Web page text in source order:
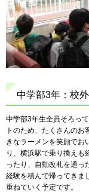
中学部3年：校
中学部3年生全員そろっ
トのため、たくさんの
きなラーメンを笑顔でお
り、横浜駅で乗り換えも
ったり、自動改札を通っ
経験を積んで帰ってきま
重ねていく予定です。